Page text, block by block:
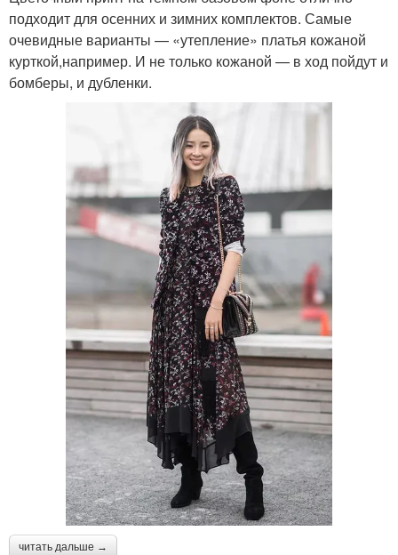
подходит для осенних и зимних комплектов. Самые
очевидные варианты — «утепление» платья кожаной
курткой,например. И не только кожаной — в ход пойдут и
бомберы, и дубленки.
читать дальше →